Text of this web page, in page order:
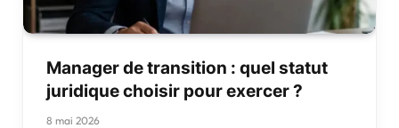
Manager de transition : quel statut
juridique choisir pour exercer ?
8 mai 2026